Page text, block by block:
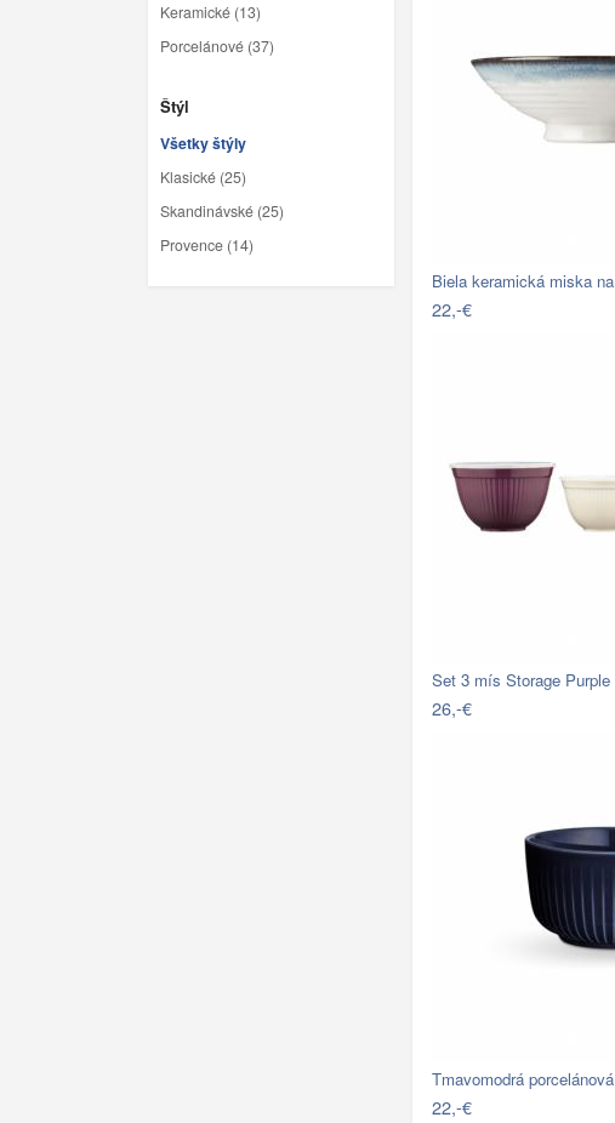
Keramické (13)
Porcelánové (37)
Štýl
Všetky štýly
Klasické (25)
Skandinávské (25)
Provence (14)
Biela keramická miska
22,-€
Set 3 mís Storage Purple
26,-€
Tmavomodrá
22,-€